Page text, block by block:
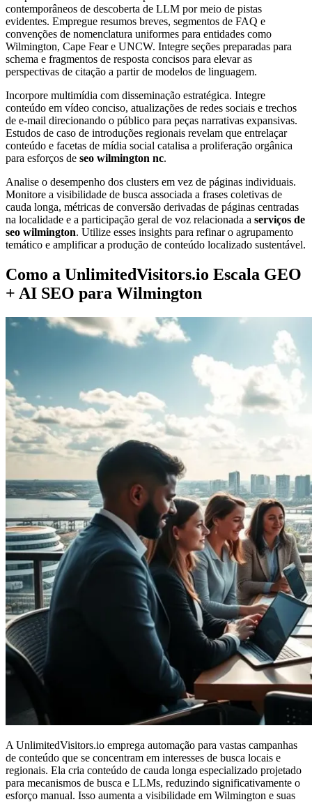
contemporâneos de descoberta de LLM por meio de pistas
evidentes. Empregue resumos breves, segmentos de FAQ e
convenções de nomenclatura uniformes para entidades como
Wilmington, Cape Fear e UNCW. Integre seções preparadas para
schema e fragmentos de resposta concisos para elevar as
perspectivas de citação a partir de modelos de linguagem.
Incorpore multimídia com disseminação estratégica. Integre
conteúdo em vídeo conciso, atualizações de redes sociais e trechos
de e-mail direcionando o público para peças narrativas expansivas.
Estudos de caso de introduções regionais revelam que entrelaçar
conteúdo e facetas de mídia social catalisa a proliferação orgânica
para esforços de seo wilmington nc.
Analise o desempenho dos clusters em vez de páginas individuais.
Monitore a visibilidade de busca associada a frases coletivas de
cauda longa, métricas de conversão derivadas de páginas centradas
na localidade e a participação geral de voz relacionada a serviços de
seo wilmington. Utilize esses insights para refinar o agrupamento
temático e amplificar a produção de conteúdo localizado sustentável.
Como a UnlimitedVisitors.io Escala GEO
+ AI SEO para Wilmington
A UnlimitedVisitors.io emprega automação para vastas campanhas
de conteúdo que se concentram em interesses de busca locais e
regionais. Ela cria conteúdo de cauda longa especializado projetado
para mecanismos de busca e LLMs, reduzindo significativamente o
esforço manual. Isso aumenta a visibilidade em Wilmington e suas